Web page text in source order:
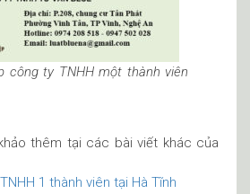
công ty TNHH một thành viên
thêm tại các bài viết khác của
1 thành viên tại Hà Tĩnh